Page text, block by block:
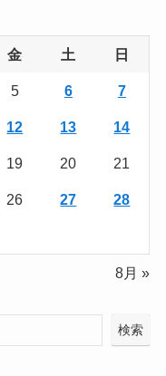
金 土 日
5 6 7
12 13 14
19 20 21
26 27 28
8月 »
検索